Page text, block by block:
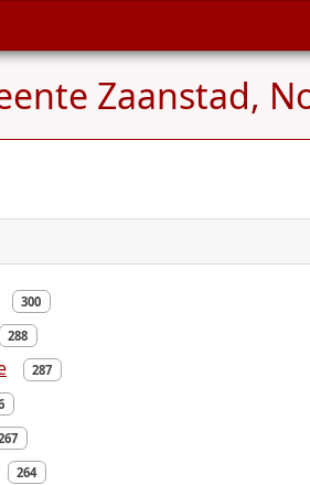
Zaanstad,
300
288
287
264